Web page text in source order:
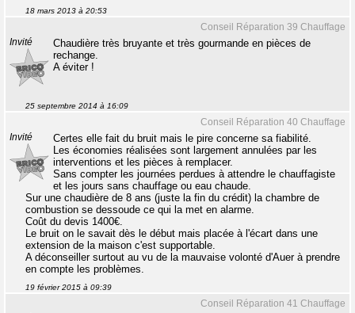
18 mars 2013 à 20:53
Conseil Réparation 39 Chauffage
Invité
Chaudière très bruyante et très gourmande en pièces de
rechange.
A éviter !
25 septembre 2014 à 16:09
Conseil Réparation 40 Chauffage
Invité
Certes elle fait du bruit mais le pire concerne sa fiabilité.
Les économies réalisées sont largement annulées par les
interventions et les pièces à remplacer.
Sans compter les journées perdues à attendre le chauffagiste
et les jours sans chauffage ou eau chaude.
Sur une chaudière de 8 ans (juste la fin du crédit) la chambre de
combustion se dessoude ce qui la met en alarme.
Coût du devis 1400€.
Le bruit on le savait dès le début mais placée à l'écart dans une
extension de la maison c'est supportable.
A déconseiller surtout au vu de la mauvaise volonté d'Auer à prendre
en compte les problèmes.
19 février 2015 à 09:39
Conseil Réparation 41 Chauffage